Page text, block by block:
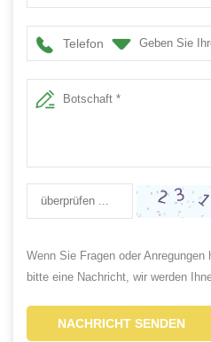
Lieferant
Telefon
Wenn Sie Fragen oder
bitte eine Nachricht, wir werden
NACHRICHT SENDEN